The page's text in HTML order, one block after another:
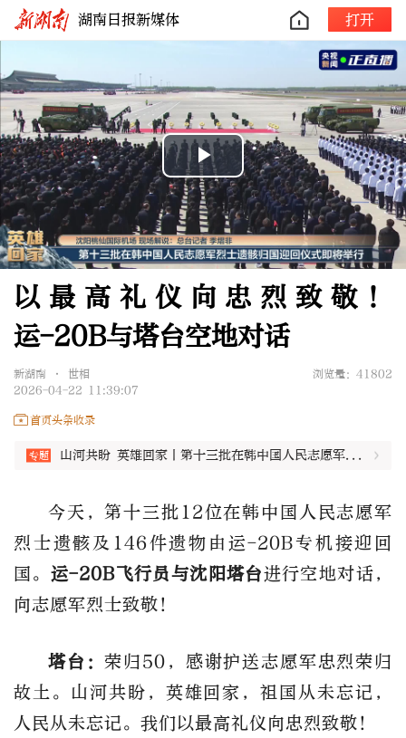
湖南日报新媒体 打开
Play
Video
以最高礼仪向忠烈致敬！
运-20B与塔台空地对话
新湖南 • 世相
浏览量：41802
2026-04-22 11:39:07
首页头条收录
山河共盼 英雄回家丨第十三批在韩中国人民志愿军烈士遗骸归国
今天，第十三批12位在韩中国人民志愿军
烈士遗骸及146件遗物由运-20B专机接迎回
国。 运-20B飞行员与沈阳塔台进行空地对话，
向志愿军烈士致敬！
塔台：荣归50，感谢护送志愿军忠烈荣归
故土。山河共盼，英雄回家，祖国从未忘记，
人民从未忘记。我们以最高礼仪向忠烈致敬！